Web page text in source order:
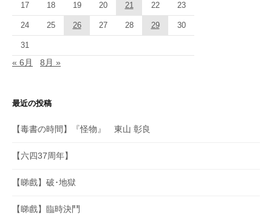
17 18 19 20 21 22 23
24 25 26 27 28 29 30
31
« 6月 8月 »
最近の投稿
【毒書の時間】『怪物』 東山 彰良
【六四37周年】
【睇戲】破･地獄
【睇戲】臨時決鬥